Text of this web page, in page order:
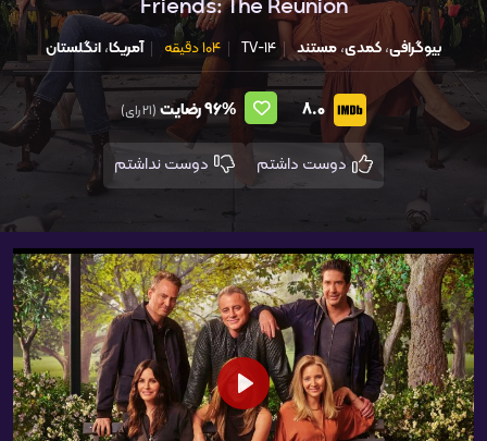
Friends: The Reunion
بیوگرافی،کمدی،مستند TV-14 104 دقیقه آمریکا،انگلستان
8.0
96%رضایت (21 رای)
شروع